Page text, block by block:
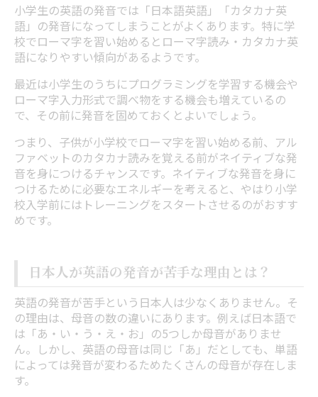
小学生の英語の発音では「日本語英語」「カタカナ英
語」の発音になってしまうことがよくあります。特に学
校でローマ字を習い始めるとローマ字読み・カタカナ英
語になりやすい傾向があるようです。
最近は小学生のうちにプログラミングを学習する機会や
ローマ字入力形式で調べ物をする機会も増えているの
で、その前に発音を固めておくとよいでしょう。
つまり、子供が小学校でローマ字を習い始める前、アル
ファベットのカタカナ読みを覚える前がネイティブな発
音を身につけるチャンスです。ネイティブな発音を身に
つけるために必要なエネルギーを考えると、やはり小学
校入学前にはトレーニングをスタートさせるのがおすす
めです。
日本人が英語の発音が苦手な理由とは？
英語の発音が苦手という日本人は少なくありません。そ
の理由は、母音の数の違いにあります。例えば日本語で
は「あ・い・う・え・お」の5つしか母音がありませ
ん。しかし、英語の母音は同じ「あ」だとしても、単語
によっては発音が変わるためたくさんの母音が存在しま
す。